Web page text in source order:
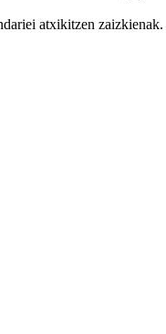
atxikitzen zaizkienak.